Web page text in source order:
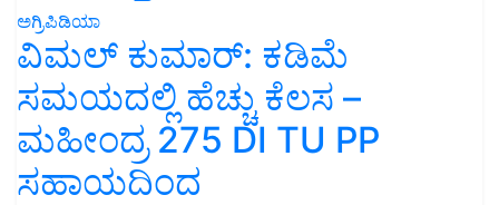
ಅಗ್ರಿಪಿಡಿಯಾ
ವಿಮಲ್ ಕುಮಾರ್: ಕಡಿಮೆ
ಸಮಯದಲ್ಲಿ ಹೆಚ್ಚು ಕೆಲಸ –
ಮಹೀಂದ್ರ 275 DI TU PP
ಸಹಾಯದಿಂದ